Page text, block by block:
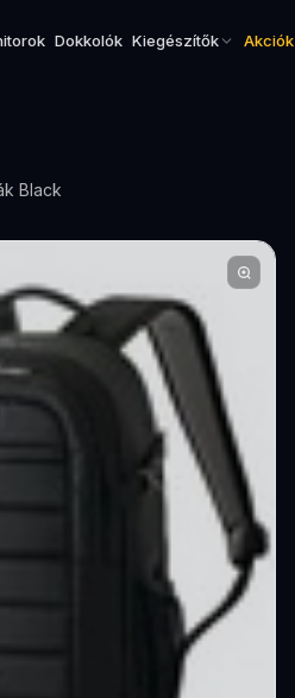
Dokkolók Kiegészítők Akciók
Black